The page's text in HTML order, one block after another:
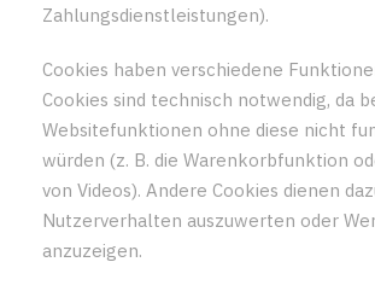
Zahlungsdienstleistungen).
Cookies haben verschiedene
Cookies sind technisch notwendig, da
Websitefunktionen ohne diese nicht
würden (z. B. die Warenkorbfunktion
von Videos). Andere Cookies dienen
Nutzerverhalten auszuwerten oder
anzuzeigen.